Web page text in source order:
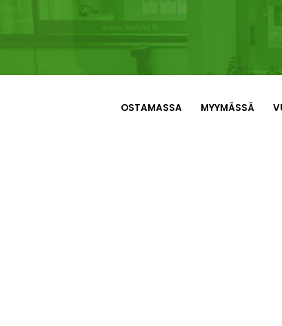
OSTAMASSA MYYMÄSSÄ